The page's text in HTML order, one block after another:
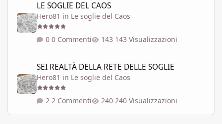
LE SOGLIE DEL CAOS
Hero81 in Le soglie del Caos
0 Commenti 143 Visualizzazioni
SEI REALTÀ DELLA RETE DELLE SOGLIE
Hero81 in Le soglie del Caos
2 Commenti 240 Visualizzazioni